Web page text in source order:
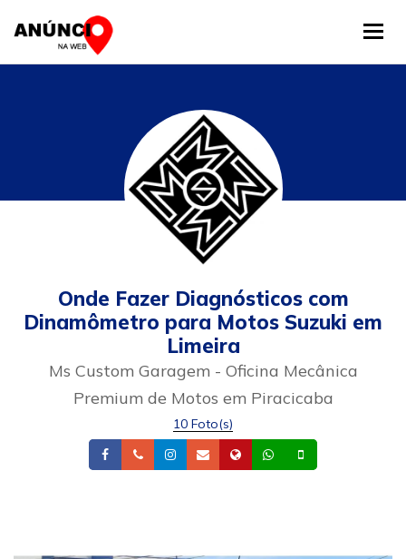
Onde Fazer Diagnósticos com
Dinamômetro para Motos Suzuki em
Limeira
Ms Custom Garagem - Oficina Mecânica
Premium de Motos em Piracicaba
10 Foto(s)
FacebookTelefoneInstagram
Email Site Whatsapp